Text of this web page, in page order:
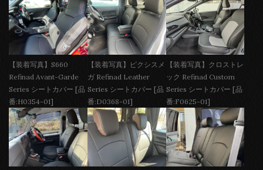
【装着写真】S660
Refinad Avant-Garde
Series シートカバー [品
番:H0354-01]
【装着写真】ピクシスメ
ガ Refinad Leather
Series シートカバー [品
番:D0368-01]
【装着写真】クロストレ
ック Refinad Custom
Series シートカバー [品
番:F0625-01]